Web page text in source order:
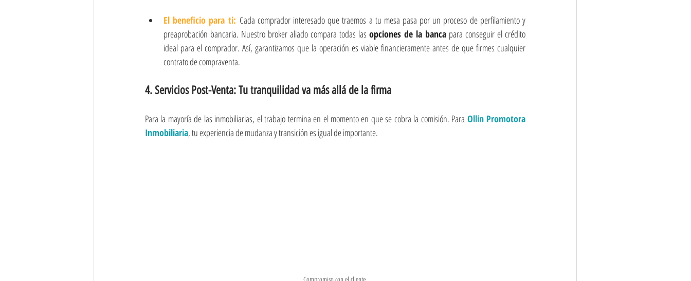
El beneficio para ti: Cada comprador interesado que traemos a tu mesa pasa por un proceso de perfilamiento y
preaprobación bancaria. Nuestro broker aliado compara todas las opciones de la banca para conseguir el crédito
ideal para el comprador. Así, garantizamos que la operación es viable financieramente antes de que firmes cualquier
contrato de compraventa.
4. Servicios Post-Venta: Tu tranquilidad va más allá de la firma
Para la mayoría de las inmobiliarias, el trabajo termina en el momento en que se cobra la comisión. Para Ollin Promotora
Inmobiliaria, tu experiencia de mudanza y transición es igual de importante.